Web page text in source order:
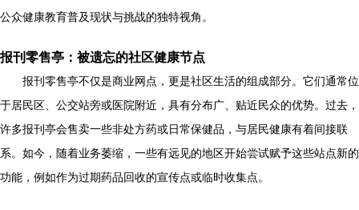
公众健康教育普及现状与挑战的独特视角。
报刊零售亭：被遗忘的社区健康节点
报刊零售亭不仅是商业网点，更是社区生活的组成部分。它们通常位
于居民区、公交站旁或医院附近，具有分布广、贴近民众的优势。过去，
许多报刊亭会售卖一些非处方药或日常保健品，与居民健康有着间接联
系。如今，随着业务萎缩，一些有远见的地区开始尝试赋予这些站点新的
功能，例如作为过期药品回收的宣传点或临时收集点。